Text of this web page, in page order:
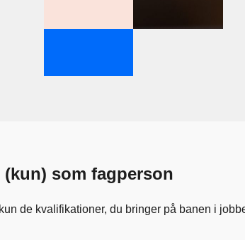
som fagperson
de kvalifikationer, du bringer på banen i